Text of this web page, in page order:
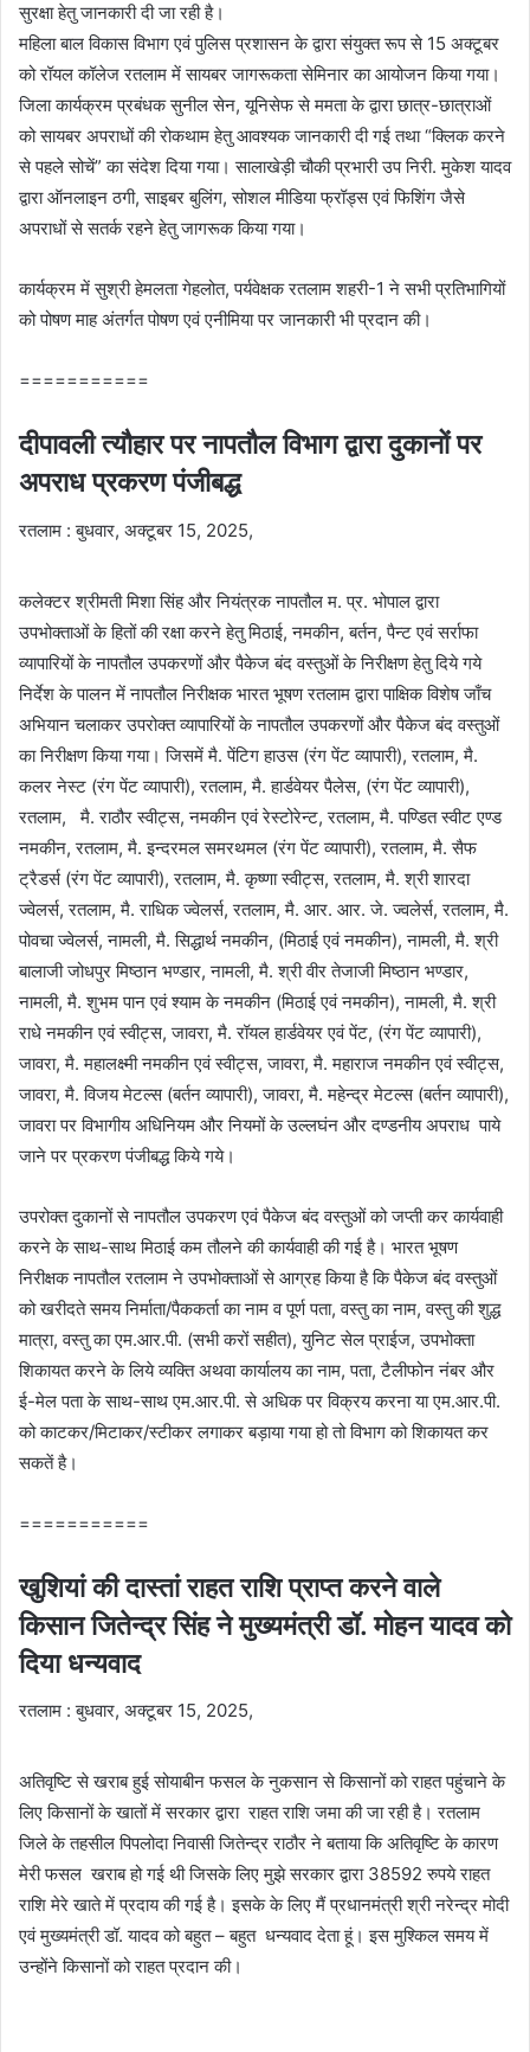
सुरक्षा हेतु जानकारी दी जा रही है।
महिला बाल विकास विभाग एवं पुलिस प्रशासन के द्वारा संयुक्त रूप से 15 अक्टूबर
को रॉयल कॉलेज रतलाम में सायबर जागरूकता सेमिनार का आयोजन किया गया।
जिला कार्यक्रम प्रबंधक सुनील सेन, यूनिसेफ से ममता के द्वारा छात्र-छात्राओं
को सायबर अपराधों की रोकथाम हेतु आवश्यक जानकारी दी गई तथा “क्लिक करने
से पहले सोचें” का संदेश दिया गया। सालाखेड़ी चौकी प्रभारी उप निरी. मुकेश यादव
द्वारा ऑनलाइन ठगी, साइबर बुलिंग, सोशल मीडिया फ्रॉड्स एवं फिशिंग जैसे
अपराधों से सतर्क रहने हेतु जागरूक किया गया।
कार्यक्रम में सुश्री हेमलता गेहलोत, पर्यवेक्षक रतलाम शहरी-1 ने सभी प्रतिभागियों
को पोषण माह अंतर्गत पोषण एवं एनीमिया पर जानकारी भी प्रदान की।
===========
दीपावली त्यौहार पर नापतौल विभाग द्वारा दुकानों पर
अपराध प्रकरण पंजीबद्ध
रतलाम : बुधवार, अक्टूबर 15, 2025,
कलेक्टर श्रीमती मिशा सिंह और नियंत्रक नापतौल म. प्र. भोपाल द्वारा
उपभोक्ताओं के हितों की रक्षा करने हेतु मिठाई, नमकीन, बर्तन, पैन्ट एवं सर्राफा
व्यापारियों के नापतौल उपकरणों और पैकेज बंद वस्तुओं के निरीक्षण हेतु दिये गये
निर्देश के पालन में नापतौल निरीक्षक भारत भूषण रतलाम द्वारा पाक्षिक विशेष जाँच
अभियान चलाकर उपरोक्त व्यापारियों के नापतौल उपकरणों और पैकेज बंद वस्तुओं
का निरीक्षण किया गया। जिसमें मै. पेंटिग हाउस (रंग पेंट व्यापारी), रतलाम, मै.
कलर नेस्ट (रंग पेंट व्यापारी), रतलाम, मै. हार्डवेयर पैलेस, (रंग पेंट व्यापारी),
रतलाम, मै. राठौर स्वीट्स, नमकीन एवं रेस्टोरेन्ट, रतलाम, मै. पण्डित स्वीट एण्ड
नमकीन, रतलाम, मै. इन्दरमल समरथमल (रंग पेंट व्यापारी), रतलाम, मै. सैफ
ट्रैडर्स (रंग पेंट व्यापारी), रतलाम, मै. कृष्णा स्वीट्स, रतलाम, मै. श्री शारदा
ज्वेलर्स, रतलाम, मै. राधिक ज्वेलर्स, रतलाम, मै. आर. आर. जे. ज्वलेर्स, रतलाम, मै.
पोवचा ज्वेलर्स, नामली, मै. सिद्धार्थ नमकीन, (मिठाई एवं नमकीन), नामली, मै. श्री
बालाजी जोधपुर मिष्ठान भण्डार, नामली, मै. श्री वीर तेजाजी मिष्ठान भण्डार,
नामली, मै. शुभम पान एवं श्याम के नमकीन (मिठाई एवं नमकीन), नामली, मै. श्री
राधे नमकीन एवं स्वीट्स, जावरा, मै. रॉयल हार्डवेयर एवं पेंट, (रंग पेंट व्यापारी),
जावरा, मै. महालक्ष्मी नमकीन एवं स्वीट्स, जावरा, मै. महाराज नमकीन एवं स्वीट्स,
जावरा, मै. विजय मेटल्स (बर्तन व्यापारी), जावरा, मै. महेन्द्र मेटल्स (बर्तन व्यापारी),
जावरा पर विभागीय अधिनियम और नियमों के उल्लघंन और दण्डनीय अपराध पाये
जाने पर प्रकरण पंजीबद्ध किये गये।
उपरोक्त दुकानों से नापतौल उपकरण एवं पैकेज बंद वस्तुओं को जप्ती कर कार्यवाही
करने के साथ-साथ मिठाई कम तौलने की कार्यवाही की गई है। भारत भूषण
निरीक्षक नापतौल रतलाम ने उपभोक्ताओं से आग्रह किया है कि पैकेज बंद वस्तुओं
को खरीदते समय निर्माता/पैककर्ता का नाम व पूर्ण पता, वस्तु का नाम, वस्तु की शुद्ध
मात्रा, वस्तु का एम.आर.पी. (सभी करों सहीत), युनिट सेल प्राईज, उपभोक्ता
शिकायत करने के लिये व्यक्ति अथवा कार्यालय का नाम, पता, टैलीफोन नंबर और
ई-मेल पता के साथ-साथ एम.आर.पी. से अधिक पर विक्रय करना या एम.आर.पी.
को काटकर/मिटाकर/स्टीकर लगाकर बड़ाया गया हो तो विभाग को शिकायत कर
सकतें है।
===========
खुशियां की दास्तां राहत राशि प्राप्त करने वाले
किसान जितेन्द्र सिंह ने मुख्यमंत्री डॉ. मोहन यादव को
दिया धन्यवाद
रतलाम : बुधवार, अक्टूबर 15, 2025,
अतिवृष्टि से खराब हुई सोयाबीन फसल के नुकसान से किसानों को राहत पहुंचाने के
लिए किसानों के खातों में सरकार द्वारा राहत राशि जमा की जा रही है। रतलाम
जिले के तहसील पिपलोदा निवासी जितेन्द्र राठौर ने बताया कि अतिवृष्टि के कारण
मेरी फसल खराब हो गई थी जिसके लिए मुझे सरकार द्वारा 38592 रुपये राहत
राशि मेरे खाते में प्रदाय की गई है। इसके के लिए मैं प्रधानमंत्री श्री नरेन्द्र मोदी
एवं मुख्यमंत्री डॉ. यादव को बहुत – बहुत धन्यवाद देता हूं। इस मुश्किल समय में
उन्होंने किसानों को राहत प्रदान की।